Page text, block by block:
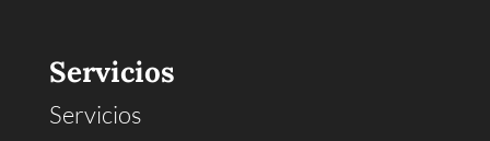
Servicios
Servicios